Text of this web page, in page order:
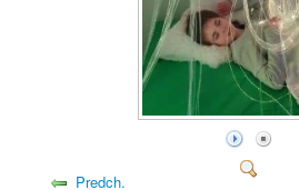
Predch.